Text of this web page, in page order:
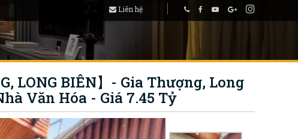
Liên hệ
LONG BIÊN】- Gia Thượng, Long
Văn Hóa - Giá 7.45 Tỷ